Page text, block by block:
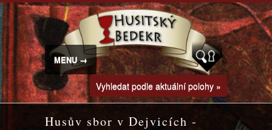
MENU →
Vyhledat podle aktuální polohy »
Husův sbor v Dejvicích -